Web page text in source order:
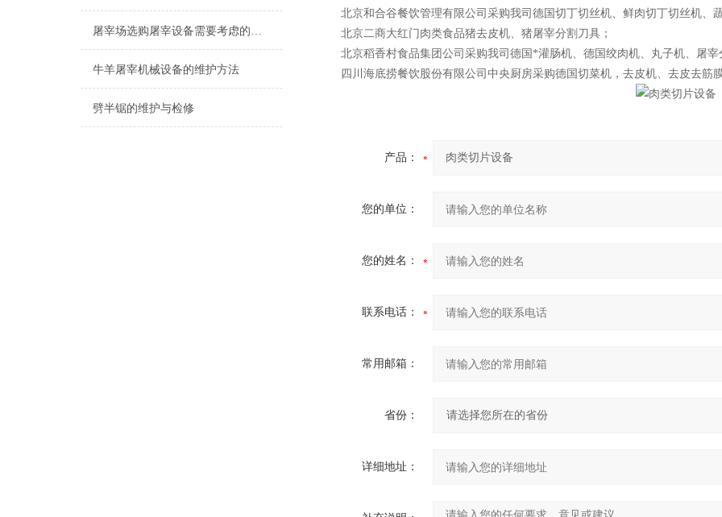
屠宰场选购屠宰设备需要考虑的方面
牛羊屠宰机械设备的维护方法
劈半锯的维护与检修
北京和合谷餐饮管理有限公司采购我司德国切丁切丝机、鲜肉切丁切丝机、蔬
北京二商大红门肉类食品猪去皮机、猪屠宰分割刀具；
北京稻香村食品集团公司采购我司德国*灌肠机、德国绞肉机、丸子机、屠宰
四川海底捞餐饮股份有限公司中央厨房采购德国切菜机，去皮机、去皮去筋膜
产品：
您的单位：
您的姓名：
联系电话：
常用邮箱：
省份：
详细地址：